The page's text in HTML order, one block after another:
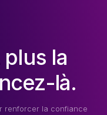
la
là.
renforcer la confiance